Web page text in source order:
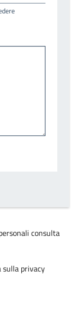
consulta
sulla privacy